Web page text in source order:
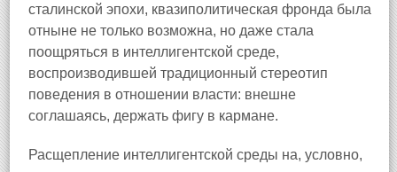
сталинской эпохи, квазиполитическая фронда была
отныне не только возможна, но даже стала
поощряться в интеллигентской среде,
воспроизводившей традиционный стереотип
поведения в отношении власти: внешне
соглашаясь, держать фигу в кармане.
Расщепление интеллигентской среды на, условно,